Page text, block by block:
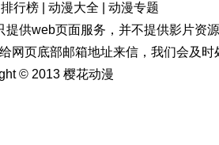
行榜 动漫大全
动漫专题
供web页面服务，并不提供影片资
网页底部邮箱地址来信，我们会及时
© 2013 樱花动漫